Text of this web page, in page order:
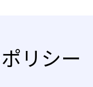
ポリシー